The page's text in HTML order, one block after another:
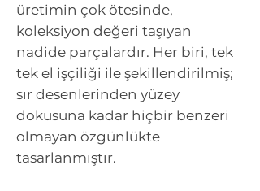
üretimin çok ötesinde,
koleksiyon değeri taşıyan
nadide parçalardır. Her biri, tek
tek el işçiliği ile şekillendirilmiş;
sır desenlerinden yüzey
dokusuna kadar hiçbir benzeri
olmayan özgünlükte
tasarlanmıştır.